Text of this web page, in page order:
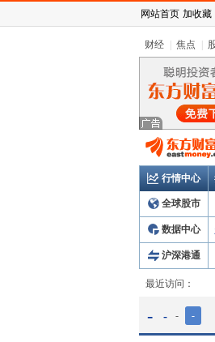
财经 焦点
行情中心
全球股市
数据中心
沪深港通
最近访问：
- - - -
网站首页 加收藏